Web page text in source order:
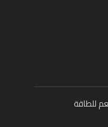
للطاقة